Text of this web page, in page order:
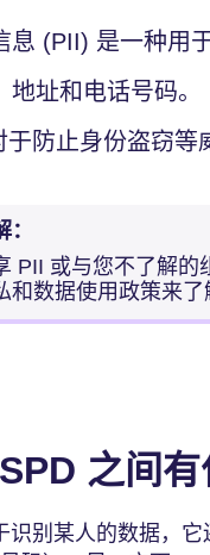
息 (PII) 是一种用
址和电话号码。
防止身份盗窃等
PII 或与您不了解的
和数据使用政策来了
之间有
识别某人的数据，